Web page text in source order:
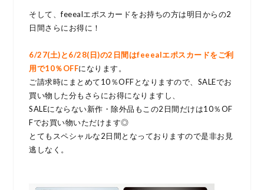
そして、feeealエポスカードをお持ちの方は明日からの2
日間さらにお得に！
6/27(土)と6/28(日)の2日間はfeeealエポスカードをご利
用で10％OFFになります。
ご請求時にまとめて10％OFFとなりますので、SALEでお
買い物した分もさらにお得になりますし、
SALEにならない新作・除外品もこの2日間だけは10％OF
Fでお買い物いただけます◎
とてもスペシャルな2日間となっておりますので是非お見
逃しなく。